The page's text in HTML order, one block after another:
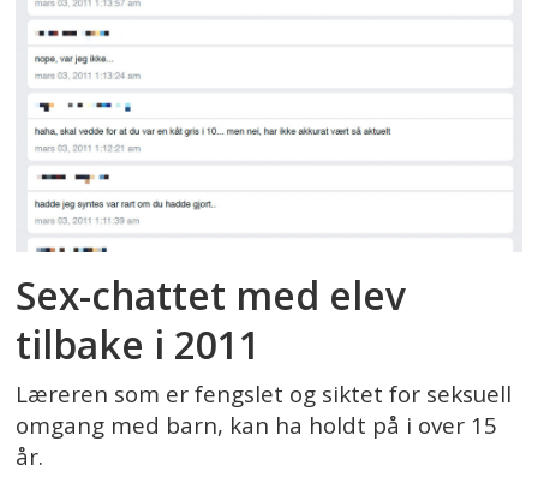
Sex-chattet med elev
tilbake i 2011
Læreren som er fengslet og siktet for seksuell
omgang med barn, kan ha holdt på i over 15
år.